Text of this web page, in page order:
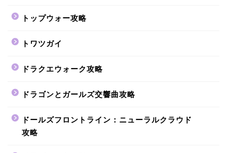
トップウォー攻略
トワツガイ
ドラクエウォーク攻略
ドラゴンとガールズ交響曲攻略
ドールズフロントライン：ニューラルクラウド
攻略